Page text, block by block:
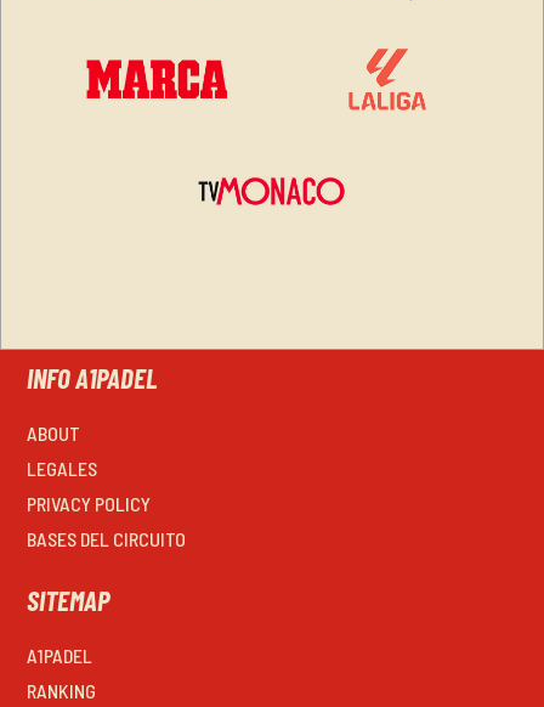
INFO A1PADEL
ABOUT
LEGALES
PRIVACY POLICY
BASES DEL CIRCUITO
SITEMAP
A1PADEL
RANKING